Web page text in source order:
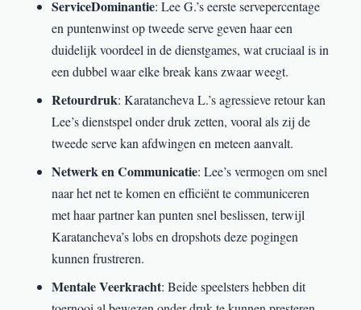
ServiceDominantie: Lee G.’s eerste servepercentage
en puntenwinst op tweede serve geven haar een
duidelijk voordeel in de dienstgames, wat cruciaal is in
een dubbel waar elke break kans zwaar weegt.
Retourdruk: Karatancheva L.’s agressieve retour kan
Lee’s dienstspel onder druk zetten, vooral als zij de
tweede serve kan afdwingen en meteen aanvalt.
Netwerk en Communicatie: Lee’s vermogen om snel
naar het net te komen en efficiënt te communiceren
met haar partner kan punten snel beslissen, terwijl
Karatancheva’s lobs en dropshots deze pogingen
kunnen frustreren.
Mentale Veerkracht: Beide speelsters hebben dit